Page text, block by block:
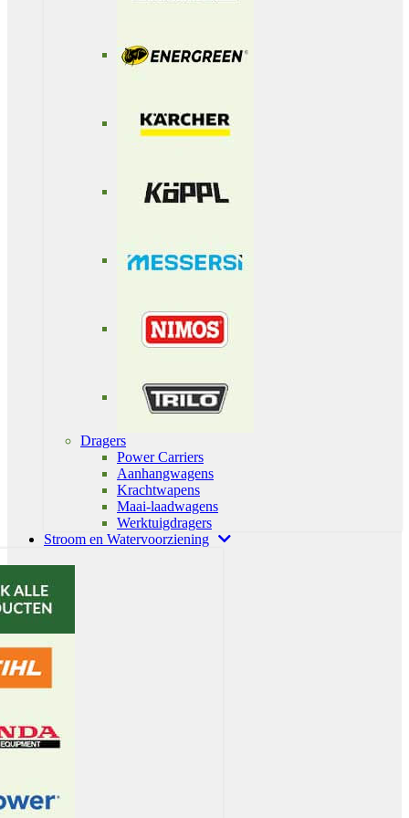
Dragers
Power Carriers
Aanhangwagens
Krachtwapens
Maai-laadwagens
Werktuigdragers
Stroom en Watervoorziening